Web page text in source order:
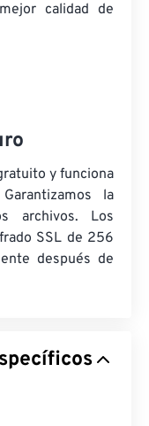
calidad de
y funciona
la
archivos. Los
SSL de 256
después de
específicos